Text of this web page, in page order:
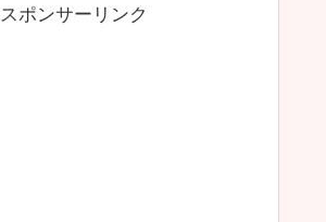
スポンサーリンク